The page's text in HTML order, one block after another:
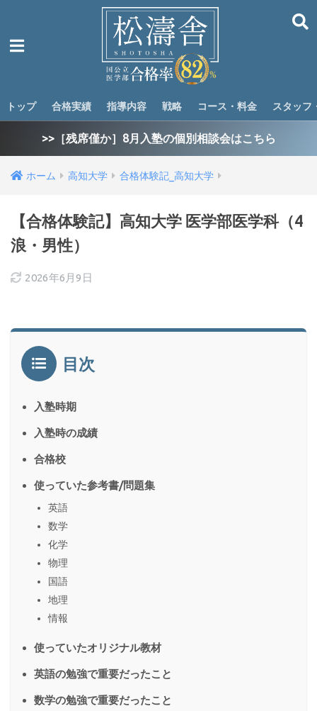
トップ 合格実績 指導内容 戦略 コース・料金 スタッフ
>>［残席僅か］8月入塾の個別相談会はこちら
ホーム 高知大学 合格体験記_高知大学
【合格体験記】高知大学 医学部医学科（4
浪・男性）
2026年6月9日
目次
入塾時期
入塾時の成績
合格校
使っていた参考書/問題集
英語
数学
化学
物理
国語
地理
情報
使っていたオリジナル教材
英語の勉強で重要だったこと
数学の勉強で重要だったこと